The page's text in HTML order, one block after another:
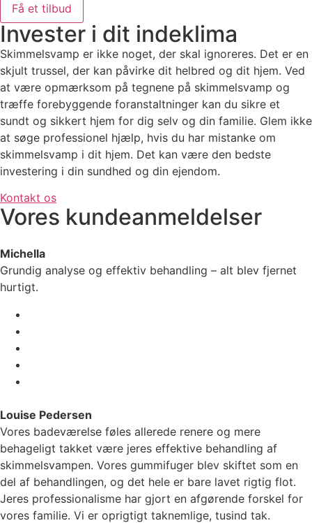
Få et tilbud
Invester i dit indeklima
Skimmelsvamp er ikke noget, der skal ignoreres. Det er en
skjult trussel, der kan påvirke dit helbred og dit hjem. Ved
at være opmærksom på tegnene på skimmelsvamp og
træffe forebyggende foranstaltninger kan du sikre et
sundt og sikkert hjem for dig selv og din familie. Glem ikke
at søge professionel hjælp, hvis du har mistanke om
skimmelsvamp i dit hjem. Det kan være den bedste
investering i din sundhed og din ejendom.
Kontakt os
Vores kundeanmeldelser
Michella
Grundig analyse og effektiv behandling – alt blev fjernet
hurtigt.
Louise Pedersen
Vores badeværelse føles allerede renere og mere
behageligt takket være jeres effektive behandling af
skimmelsvampen. Vores gummifuger blev skiftet som en
del af behandlingen, og det hele er bare lavet rigtig flot.
Jeres professionalisme har gjort en afgørende forskel for
vores familie. Vi er oprigtigt taknemlige, tusind tak.